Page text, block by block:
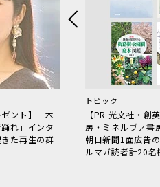
ント】一木
れ」インタ
た再生の群
トピック
【PR 光文社・創
房・ミネルヴァ書
朝日新聞1面広告
ルマガ読者計20名